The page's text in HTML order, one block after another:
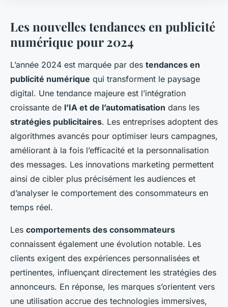
Les nouvelles tendances en publicité
numérique pour 2024
L’année 2024 est marquée par des tendances en
publicité numérique qui transforment le paysage
digital. Une tendance majeure est l’intégration
croissante de l’IA et de l’automatisation dans les
stratégies publicitaires. Les entreprises adoptent des
algorithmes avancés pour optimiser leurs campagnes,
améliorant à la fois l’efficacité et la personnalisation
des messages. Les innovations marketing permettent
ainsi de cibler plus précisément les audiences et
d’analyser le comportement des consommateurs en
temps réel.
Les comportements des consommateurs
connaissent également une évolution notable. Les
clients exigent des expériences personnalisées et
pertinentes, influençant directement les stratégies des
annonceurs. En réponse, les marques s’orientent vers
une utilisation accrue des technologies immersives,